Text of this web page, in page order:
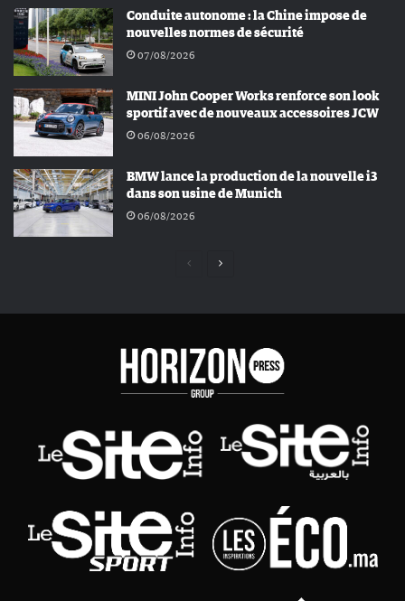
Conduite autonome : la Chine impose de
nouvelles normes de sécurité
07/08/2026
MINI John Cooper Works renforce son look
sportif avec de nouveaux accessoires JCW
06/08/2026
BMW lance la production de la nouvelle i3
dans son usine de Munich
06/08/2026
Page
Page